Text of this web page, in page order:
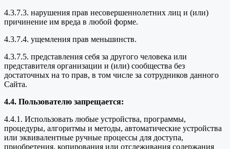
4.3.7.3. нарушения прав несовершеннолетних лиц и (или)
причинение им вреда в любой форме.
4.3.7.4. ущемления прав меньшинств.
4.3.7.5. представления себя за другого человека или
представителя организации и (или) сообщества без
достаточных на то прав, в том числе за сотрудников данного
Сайта.
4.4. Пользователю запрещается:
4.4.1. Использовать любые устройства, программы,
процедуры, алгоритмы и методы, автоматические устройства
или эквивалентные ручные процессы для доступа,
приобретения, копирования или отслеживания содержания